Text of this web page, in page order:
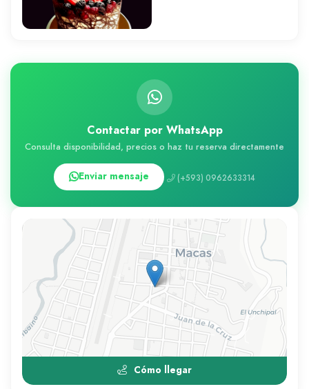
Contactar por WhatsApp
Consulta disponibilidad, precios o haz tu reserva directamente
Enviar mensaje (+593) 0962633314
Cómo llegar